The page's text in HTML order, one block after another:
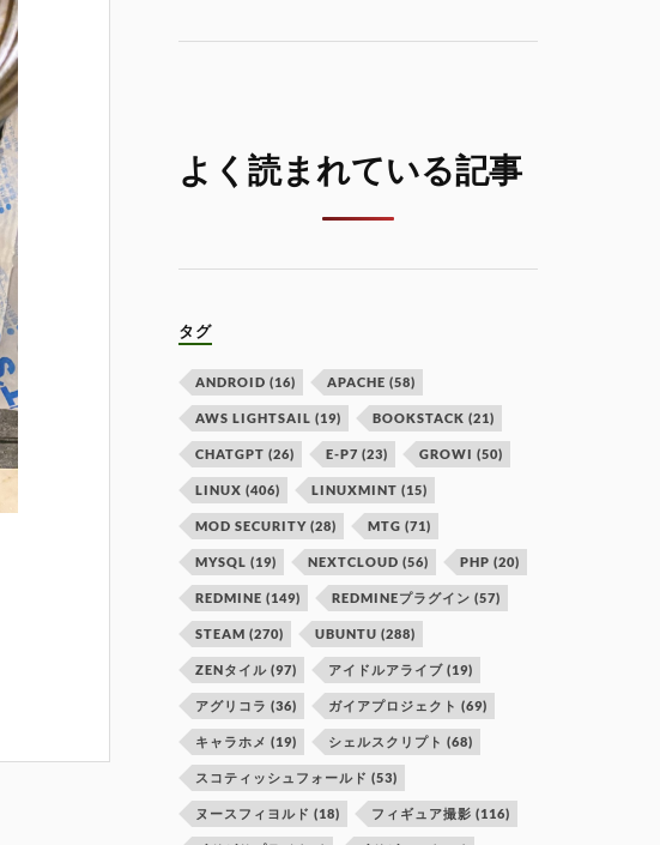
よく読まれている記事
タグ
ANDROID (16) APACHE (58)
AWS LIGHTSAIL (19) BOOKSTACK (21)
CHATGPT (26) E-P7 (23) GROWI (50)
LINUX (406) LINUXMINT (15)
MOD SECURITY (28) MTG (71)
MYSQL (19) NEXTCLOUD (56) PHP (20)
REDMINE (149) REDMINEプラグイン (57)
STEAM (270) UBUNTU (288)
ZENタイル (97) アイドルアライブ (19)
アグリコラ (36) ガイアプロジェクト (69)
キャラホメ (19) シェルスクリプト (68)
スコティッシュフォールド (53)
ヌースフィヨルド (18) フィギュア撮影 (116)